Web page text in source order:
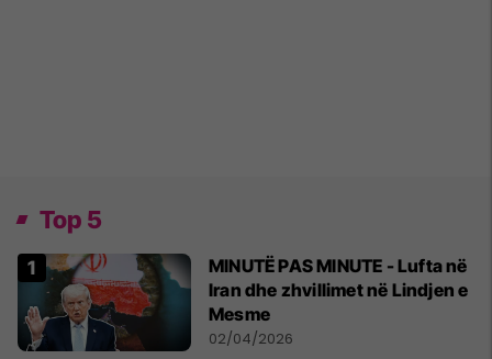
Top 5
MINUTË PAS MINUTE - Lufta në
Iran dhe zhvillimet në Lindjen e
Mesme
02/04/2026